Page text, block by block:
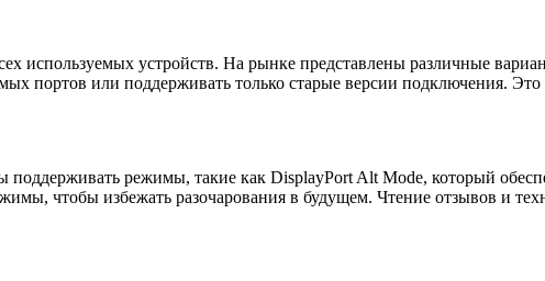
используемых устройств. На рынке представлены различные
портов или поддерживать только старые версии подключения.
режимы, такие как DisplayPort Alt Mode, который
чтобы избежать разочарования в будущем. Чтение отзывов и